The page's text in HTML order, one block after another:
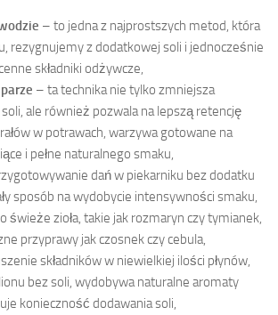
– to jedna z najprostszych metod, która
rezygnujemy z dodatkowej soli i jednocześnie
składniki odżywcze,
– ta technika nie tylko zmniejsza
ale również pozwala na lepszą retencję
w potrawach, warzywa gotowane na
i pełne naturalnego smaku,
dań w piekarniku bez dodatku
sposób na wydobycie intensywności smaku,
świeże zioła, takie jak rozmaryn czy tymianek,
przyprawy jak czosnek czy cebula,
składników w niewielkiej ilości płynów,
bez soli, wydobywa naturalne aromaty
konieczność dodawania soli,